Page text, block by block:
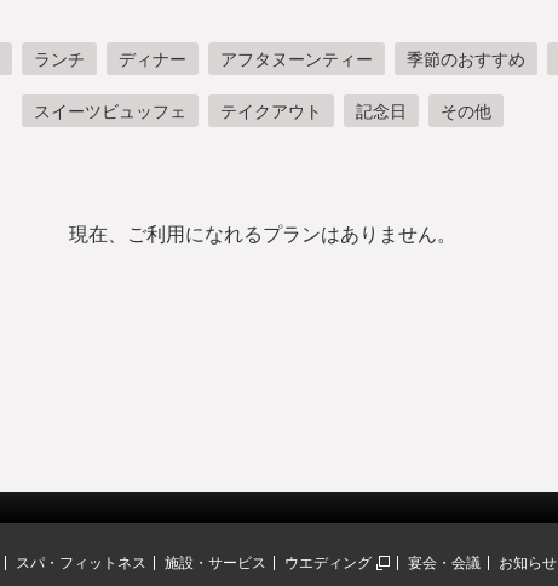
ランチ ディナー アフタヌーンティー 季節のおすすめ
スイーツビュッフェ テイクアウト 記念日 その他
現在、ご利用になれるプランはありません。
スパ・フィットネス 施設・サービス ウエディング 宴会・会議 お知らせ